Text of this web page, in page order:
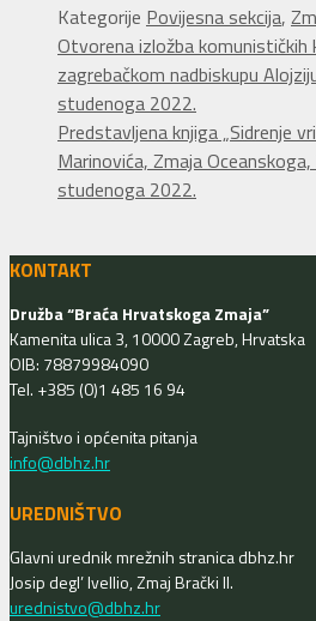
Kategorije Povijesna sekcija,
Otvorena izložba komunističkih
zagrebačkom nadbiskupu
studenoga 2022.
Predstavljena knjiga „Sidrenje
Marinovića, Zmaja
studenoga 2022.
KONTAKT
Družba “Braća Hrvatskoga Zmaja”
Kamenita ulica 3, 10000 Zagreb, Hrvatska
OIB: 78879984090
Tel. +385 (0)1 485 16 94
Tajništvo i općenita pitanja
info@dbhz.hr
UREDNIŠTVO
Glavni urednik mrežnih stranica dbhz.hr
Josip degl’ Ivellio, Zmaj Brački II.
urednistvo@dbhz.hr